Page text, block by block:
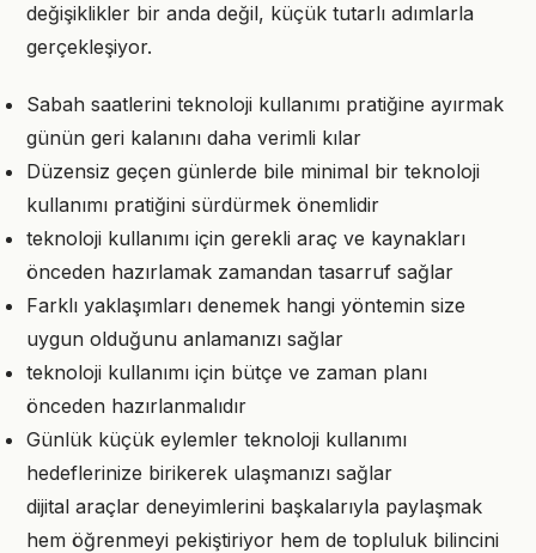
değişiklikler bir anda değil, küçük tutarlı adımlarla
gerçekleşiyor.
Sabah saatlerini teknoloji kullanımı pratiğine ayırmak
günün geri kalanını daha verimli kılar
Düzensiz geçen günlerde bile minimal bir teknoloji
kullanımı pratiğini sürdürmek önemlidir
teknoloji kullanımı için gerekli araç ve kaynakları
önceden hazırlamak zamandan tasarruf sağlar
Farklı yaklaşımları denemek hangi yöntemin size
uygun olduğunu anlamanızı sağlar
teknoloji kullanımı için bütçe ve zaman planı
önceden hazırlanmalıdır
Günlük küçük eylemler teknoloji kullanımı
hedeflerinize birikerek ulaşmanızı sağlar
dijital araçlar deneyimlerini başkalarıyla paylaşmak
hem öğrenmeyi pekiştiriyor hem de topluluk bilincini